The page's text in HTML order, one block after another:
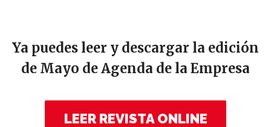
Ya puedes leer y descargar la edición
de Mayo de Agenda de la Empresa
LEER REVISTA ONLINE